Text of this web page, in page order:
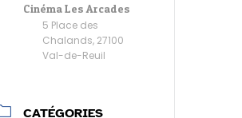
Cinéma Les Arcades
5 Place des
Chalands, 27100
Val-de-Reuil
CATÉGORIES